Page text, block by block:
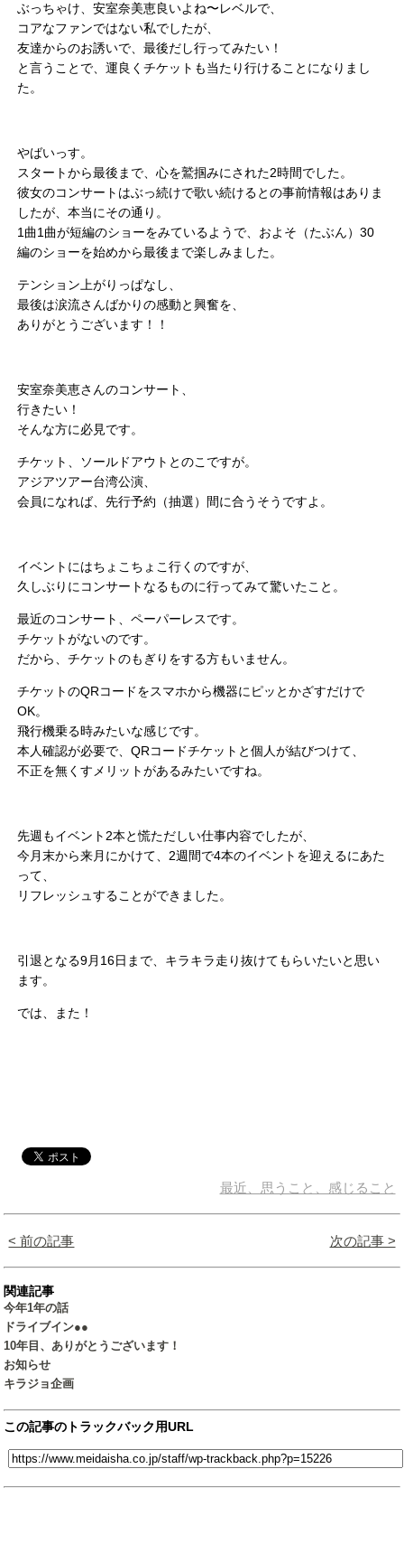
ぶっちゃけ、安室奈美恵良いよね〜レベルで、
コアなファンではない私でしたが、
友達からのお誘いで、最後だし行ってみたい！
と言うことで、運良くチケットも当たり行けることになりまし
た。
やばいっす。
スタートから最後まで、心を鷲掴みにされた2時間でした。
彼女のコンサートはぶっ続けで歌い続けるとの事前情報はありま
したが、本当にその通り。
1曲1曲が短編のショーをみているようで、およそ（たぶん）30
編のショーを始めから最後まで楽しみました。
テンション上がりっぱなし、
最後は涙流さんばかりの感動と興奮を、
ありがとうございます！！
安室奈美恵さんのコンサート、
行きたい！
そんな方に必見です。
チケット、ソールドアウトとのこですが。
アジアツアー台湾公演、
会員になれば、先行予約（抽選）間に合うそうですよ。
イベントにはちょこちょこ行くのですが、
久しぶりにコンサートなるものに行ってみて驚いたこと。
最近のコンサート、ペーパーレスです。
チケットがないのです。
だから、チケットのもぎりをする方もいません。
チケットのQRコードをスマホから機器にピッとかざすだけで
OK。
飛行機乗る時みたいな感じです。
本人確認が必要で、QRコードチケットと個人が結びつけて、
不正を無くすメリットがあるみたいですね。
先週もイベント2本と慌ただしい仕事内容でしたが、
今月末から来月にかけて、2週間で4本のイベントを迎えるにあた
って、
リフレッシュすることができました。
引退となる9月16日まで、キラキラ走り抜けてもらいたいと思い
ます。
では、また！
最近、思うこと、感じること
< 前の記事 次の記事 >
関連記事
今年1年の話
ドライブイン●●
10年目、ありがとうございます！
お知らせ
キラジョ企画
この記事のトラックバック用URL